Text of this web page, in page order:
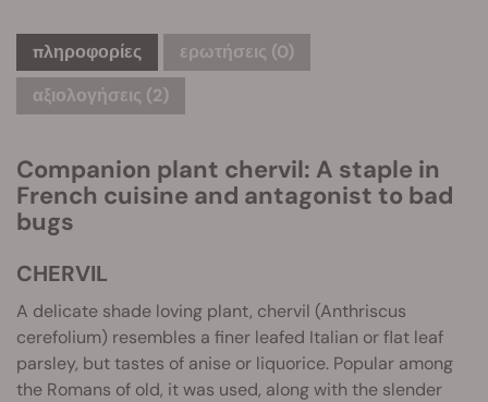
πληροφορίες ερωτήσεις (0)
αξιολογήσεις (2)
Companion plant chervil: A staple in
French cuisine and antagonist to bad
bugs
CHERVIL
A delicate shade loving plant, chervil (Anthriscus
cerefolium) resembles a finer leafed Italian or flat leaf
parsley, but tastes of anise or liquorice. Popular among
the Romans of old, it was used, along with the slender